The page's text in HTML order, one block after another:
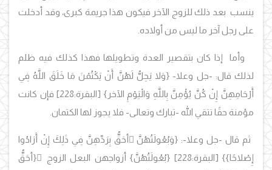
ينسب بعد ذلك للزوج الآخر فيكون هذا جريمة كبرى، وقد أدخلت
على رجل آخر ما ليس من أولاده.
وأما إذا كان بتقصير العدة وتطويلها فهذا كذلك فيه ظلم
لذلك قال: -جل وعلا- {وَلا يَحِلُّ لَهُنَّ أَنْ يَكْتُمْنَ مَا خَلَقَ اللَّهُ فِي
أَرْحَامِهِنَّ إِنْ كُنَّ يُؤْمِنَّ بِاللَّهِ وَالْيَوْمِ الآخر } [البقرة:228
] فإن كانت
مؤمنة حقًا تتقي الله -تبارك وتعالى- فلا يجوز لها الكتمان.
ثم قال -جل وعلا-: {وَبُعُولَتُهُنَّ َأحَقُّ بِرَدِّهِنَّ فِي ذَلِكَ إِنْ أَرَادُوا
إِصْلاحًا}} [البقرة:228] {بُعُولَتُهُنَّ} أزواجهن البعل الزوج{أحَقُّ